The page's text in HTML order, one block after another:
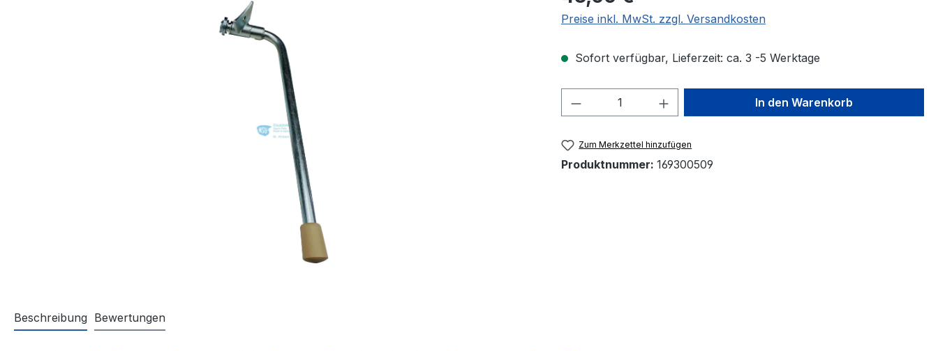
Preise inkl. MwSt. zzgl. Versandkosten
Sofort verfügbar, Lieferzeit: ca. 3 -5 Werktage
Produkt Anzahl: Gib den gewünschten Wert
In den Warenkorb
Zum Merkzettel hinzufügen
Produktnummer: 169300509
Beschreibung Bewertungen